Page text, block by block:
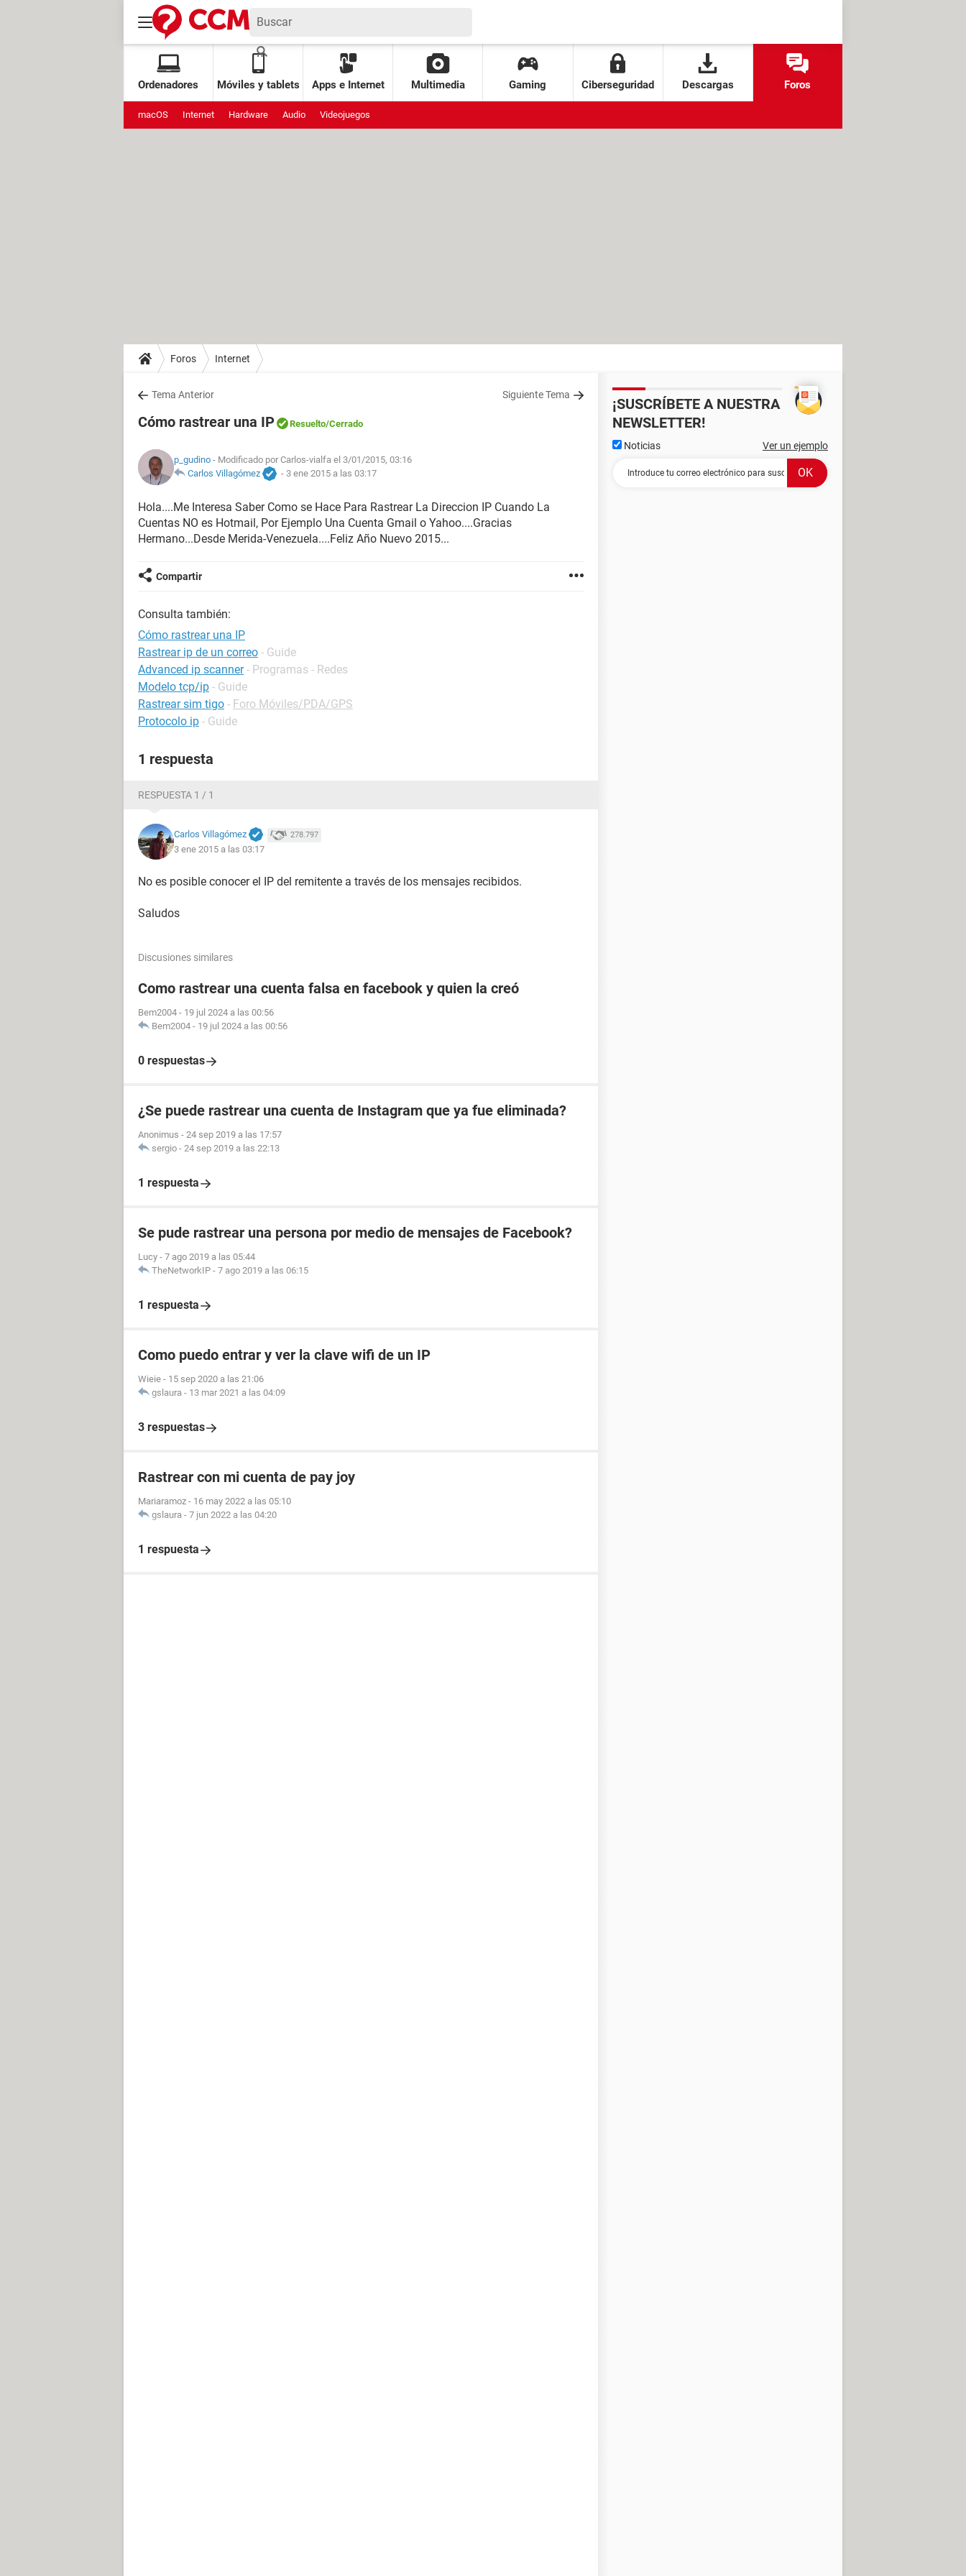
Ordenadores Móviles y tablets Apps e Internet Multimedia Gaming Ciberseguridad Descargas Foros
macOS Internet Hardware Audio Videojuegos
Foros Internet
Tema Anterior Siguiente Tema
Cómo rastrear una IP Resuelto/Cerrado
p_gudino - Modificado por Carlos-vialfa el 3/01/2015, 03:16
Carlos Villagómez
- 3 ene 2015 a las 03:17
Hola....Me Interesa Saber Como se Hace Para Rastrear La Direccion IP Cuando La
Cuentas NO es Hotmail, Por Ejemplo Una Cuenta Gmail o Yahoo....Gracias
Hermano...Desde Merida-Venezuela....Feliz Año Nuevo 2015...
Compartir
Consulta también:
Cómo rastrear una IP
Rastrear ip de un correo - Guide
Advanced ip scanner - Programas - Redes
Modelo tcp/ip - Guide
Rastrear sim tigo - Foro Móviles/PDA/GPS
Protocolo ip - Guide
1 respuesta
RESPUESTA 1 / 1
Carlos Villagómez 278.797
3 ene 2015 a las 03:17
No es posible conocer el IP del remitente a través de los mensajes recibidos.
Saludos
Discusiones similares
Como rastrear una cuenta falsa en facebook y quien la creó
Bem2004 - 19 jul 2024 a las 00:56
Bem2004 - 19 jul 2024 a las 00:56
0 respuestas
¿Se puede rastrear una cuenta de Instagram que ya fue eliminada?
Anonimus - 24 sep 2019 a las 17:57
sergio - 24 sep 2019 a las 22:13
1 respuesta
Se pude rastrear una persona por medio de mensajes de Facebook?
Lucy - 7 ago 2019 a las 05:44
TheNetworkIP - 7 ago 2019 a las 06:15
1 respuesta
Como puedo entrar y ver la clave wifi de un IP
Wieie - 15 sep 2020 a las 21:06
gslaura - 13 mar 2021 a las 04:09
3 respuestas
Rastrear con mi cuenta de pay joy
Mariaramoz - 16 may 2022 a las 05:10
gslaura - 7 jun 2022 a las 04:20
1 respuesta
¡SUSCRÍBETE A NUESTRA
NEWSLETTER!
Noticias Ver un ejemplo